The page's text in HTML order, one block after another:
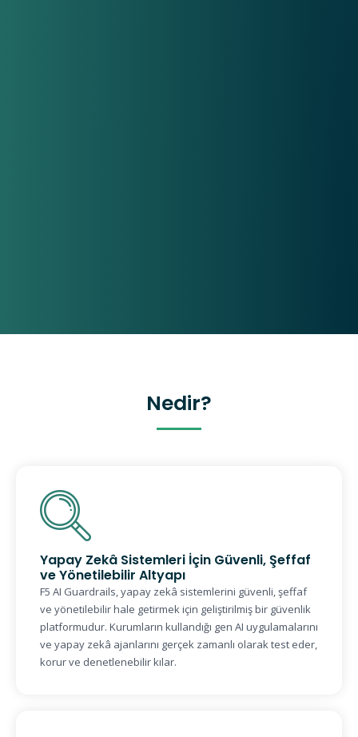
Nedir?
Yapay Zekâ Sistemleri İçin Güvenli, Şeffaf
ve Yönetilebilir Altyapı
F5 AI Guardrails, yapay zekâ sistemlerini güvenli, şeffaf
ve yönetilebilir hale getirmek için geliştirilmiş bir güvenlik
platformudur. Kurumların kullandığı gen AI uygulamalarını
ve yapay zekâ ajanlarını gerçek zamanlı olarak test eder,
korur ve denetlenebilir kılar.